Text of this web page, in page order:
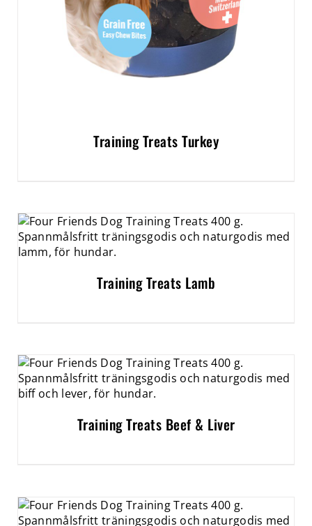
Training Treats Turkey
Training Treats Lamb
Training Treats Beef & Liver